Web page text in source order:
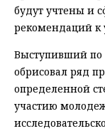
будут учтены и
рекомендаций к
Выступивший по
обрисовал ряд
определенной
участию